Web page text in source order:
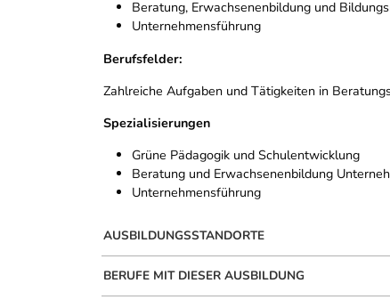
Beratung, Erwachsenenbildung und
Unternehmensführung
Berufsfelder:
Zahlreiche Aufgaben und Tätigkeiten in
Spezialisierungen
Grüne Pädagogik und Schulentwicklung
Beratung und Erwachsenenbildung
Unternehmensführung
AUSBILDUNGSSTANDORTE
BERUFE MIT DIESER AUSBILDUNG